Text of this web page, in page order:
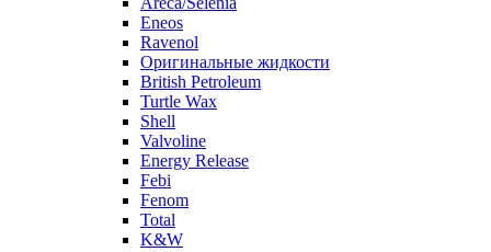
Eneos
Ravenol
Оригинальные жидкости
British Petroleum
Turtle Wax
Shell
Valvoline
Energy Release
Febi
Fenom
Total
K&W